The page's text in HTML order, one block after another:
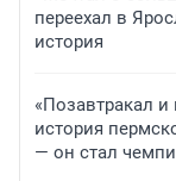
переехал в
история
«Позавтракал
история
— он стал